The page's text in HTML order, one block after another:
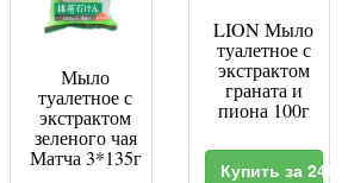
Мыло
туалетное с
экстрактом
зеленого чая
Матча 3*135г
LION Мыло
туалетное с
экстрактом
граната и
пиона 100г
Купить за 249